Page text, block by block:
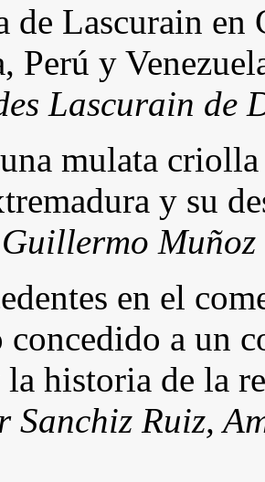
Lascurain en
Perú y
Lascurain de
mulata
y su
en el
a un
historia de la
Sanchiz Ruiz,